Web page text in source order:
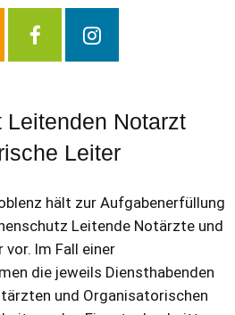
Leitenden Notarzt
Leiter
hält zur Aufgabenerfüllung
Leitende Notärzte und
Im Fall einer
die jeweils Diensthabenden
und Organisatorischen